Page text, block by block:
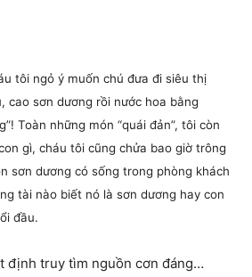
tôi ngỏ ý muốn chú đưa đi siêu thị
cao sơn dương rồi nước hoa bằng
Toàn những món “quái đản”, tôi còn
gì, cháu tôi cũng chửa bao giờ trông
sơn dương có sống trong phòng khách
tài nào biết nó là sơn dương hay con
đầu.
định truy tìm nguồn cơn đáng…